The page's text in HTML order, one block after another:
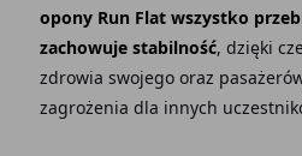
opony Run Flat wszystko
zachowuje stabilność, dzięki
zdrowia swojego oraz
zagrożenia dla innych